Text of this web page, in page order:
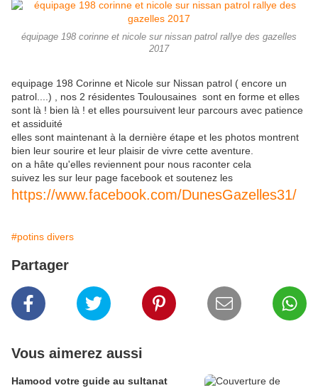
équipage 198 corinne et nicole sur nissan patrol rallye des gazelles
2017
equipage 198 Corinne et Nicole sur Nissan patrol ( encore un
patrol....) , nos 2 résidentes Toulousaines sont en forme et elles
sont là ! bien là ! et elles poursuivent leur parcours avec patience
et assiduité
elles sont maintenant à la dernière étape et les photos montrent
bien leur sourire et leur plaisir de vivre cette aventure.
on a hâte qu'elles reviennent pour nous raconter cela
suivez les sur leur page facebook et soutenez les
https://www.facebook.com/DunesGazelles31/
#potins divers
Partager
Vous aimerez aussi
Hamood votre guide au sultanat